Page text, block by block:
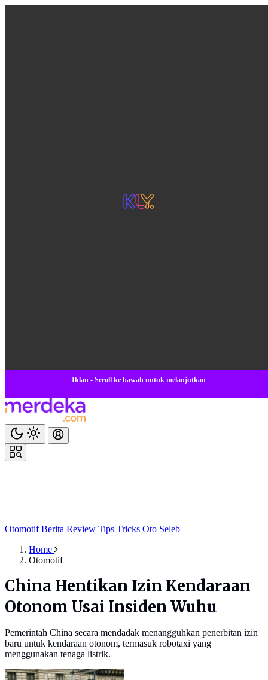
Iklan - Scroll ke bawah untuk melanjutkan
OtomotifBerita Review Tips Tricks Oto Seleb
Home
Otomotif
China Hentikan Izin Kendaraan
Otonom Usai Insiden Wuhu
Pemerintah China secara mendadak menangguhkan penerbitan izin
baru untuk kendaraan otonom, termasuk robotaxi yang
menggunakan tenaga listrik.